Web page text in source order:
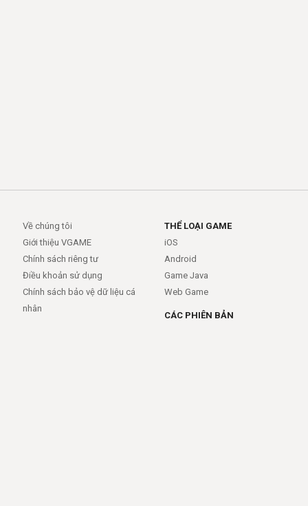
Về chúng tôi
Giới thiệu VGAME
Chính sách riêng tư
Điều khoản sử dụng
Chính sách bảo vệ dữ liệu cá
nhân
THỂ LOẠI GAME
iOS
Android
Game Java
Web Game
CÁC PHIÊN BẢN